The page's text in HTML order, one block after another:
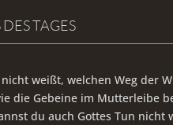
TAGES
weißt, welchen Weg der
die Gebeine im Mutterleibe
du auch Gottes Tun nicht